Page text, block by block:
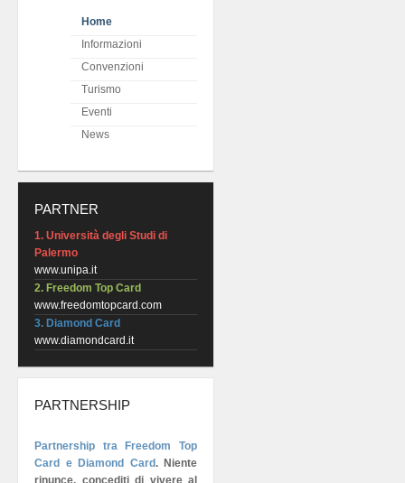
Home
Informazioni
Convenzioni
Turismo
Eventi
News
PARTNER
1. Università degli Studi di
Palermo
www.unipa.it
2. Freedom Top Card
www.freedomtopcard.com
3. Diamond Card
www.diamondcard.it
PARTNERSHIP
Partnership tra Freedom Top
Card e Diamond Card. Niente
rinunce, concediti di vivere al